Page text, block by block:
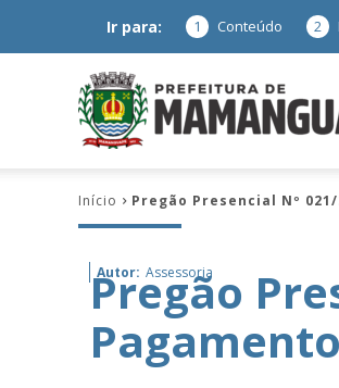
Ir para: 1 Conteúdo 2
Início Pregão Presencial Nº
Autor: Assessoria
Pregão